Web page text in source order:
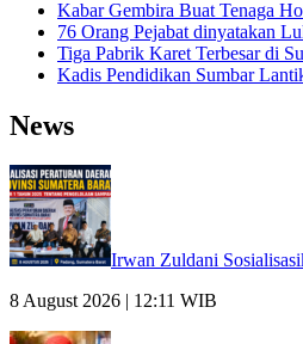
Kabar Gembira Buat Tenaga
76 Orang Pejabat dinyatakan
Tiga Pabrik Karet Terbesar di
Kadis Pendidikan Sumbar
News
Irwan Zuldani
8 August 2026 | 12:11 WIB